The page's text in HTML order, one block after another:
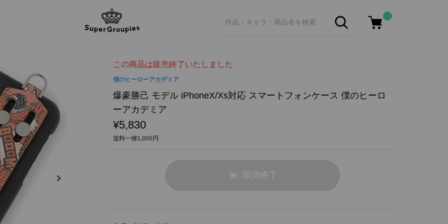
この商品は販売終了いたしました
僕のヒーローアカデミア
爆豪勝己 モデル iPhoneX/Xs対応 スマートフォンケース 僕のヒーロ
ーアカデミア
¥5,830
送料一律1,000円